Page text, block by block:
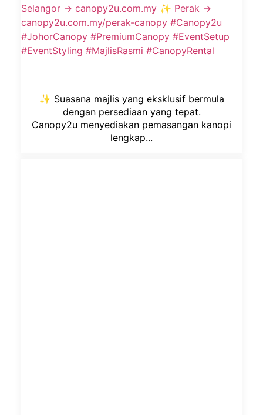
✨ Suasana majlis yang eksklusif bermula
dengan persediaan yang tepat.
Canopy2u menyediakan pemasangan kanopi
lengkap...